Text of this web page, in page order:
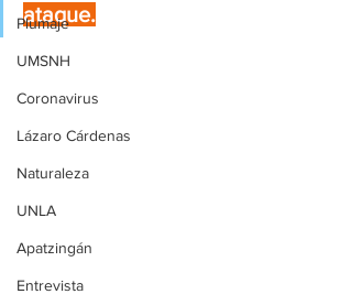
Plumaje
UMSNH
Coronavirus
Lázaro Cárdenas
Naturaleza
UNLA
Apatzingán
Entrevista
ataque.